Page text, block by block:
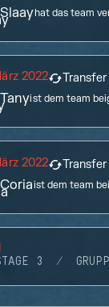
Slaayhat das team
2022 Transfer
Tanyist dem team
2022 Transfer
Coriaist dem team
3